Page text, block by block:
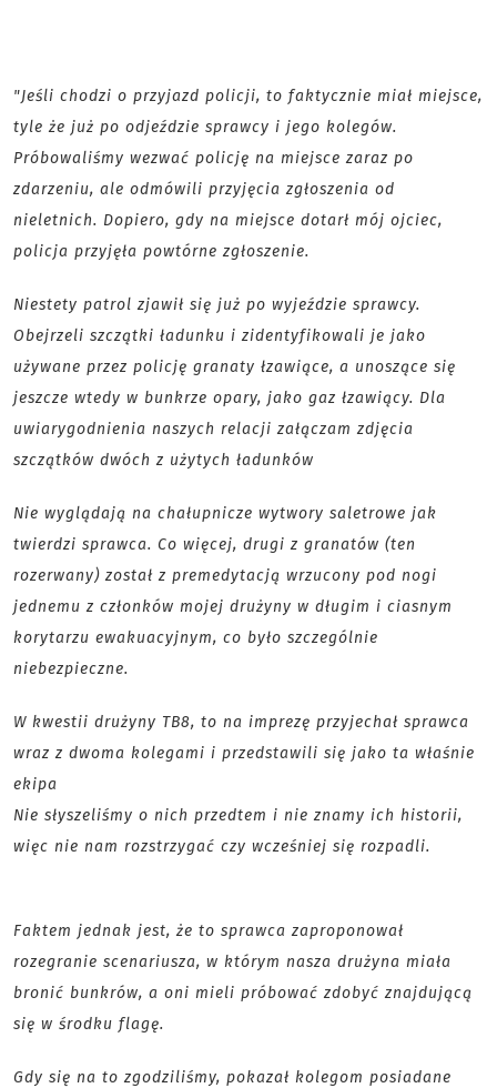
"Jeśli chodzi o przyjazd policji, to faktycznie miał miejsce,
tyle że już po odjeździe sprawcy i jego kolegów.
Próbowaliśmy wezwać policję na miejsce zaraz po
zdarzeniu, ale odmówili przyjęcia zgłoszenia od
nieletnich. Dopiero, gdy na miejsce dotarł mój ojciec,
policja przyjęła powtórne zgłoszenie.
Niestety patrol zjawił się już po wyjeździe sprawcy.
Obejrzeli szczątki ładunku i zidentyfikowali je jako
używane przez policję granaty łzawiące, a unoszące się
jeszcze wtedy w bunkrze opary, jako gaz łzawiący. Dla
uwiarygodnienia naszych relacji załączam zdjęcia
szczątków dwóch z użytych ładunków
Nie wyglądają na chałupnicze wytwory saletrowe jak
twierdzi sprawca. Co więcej, drugi z granatów (ten
rozerwany) został z premedytacją wrzucony pod nogi
jednemu z członków mojej drużyny w długim i ciasnym
korytarzu ewakuacyjnym, co było szczególnie
niebezpieczne.
W kwestii drużyny TB8, to na imprezę przyjechał sprawca
wraz z dwoma kolegami i przedstawili się jako ta właśnie
ekipa
Nie słyszeliśmy o nich przedtem i nie znamy ich historii,
więc nie nam rozstrzygać czy wcześniej się rozpadli.
Faktem jednak jest, że to sprawca zaproponował
rozegranie scenariusza, w którym nasza drużyna miała
bronić bunkrów, a oni mieli próbować zdobyć znajdującą
się w środku flagę.
Gdy się na to zgodziliśmy, pokazał kolegom posiadane